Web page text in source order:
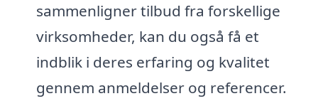
sammenligner tilbud fra forskellige
virksomheder, kan du også få et
indblik i deres erfaring og kvalitet
gennem anmeldelser og referencer.